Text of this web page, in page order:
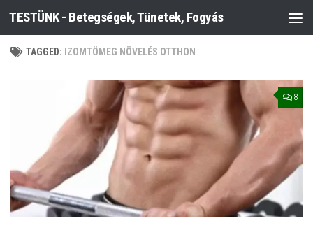
Skip to content
TESTÜNK - Betegségek, Tünetek, Fogyás
TAGGED: IZOMTÖMEG NÖVELÉS OTTHON
8